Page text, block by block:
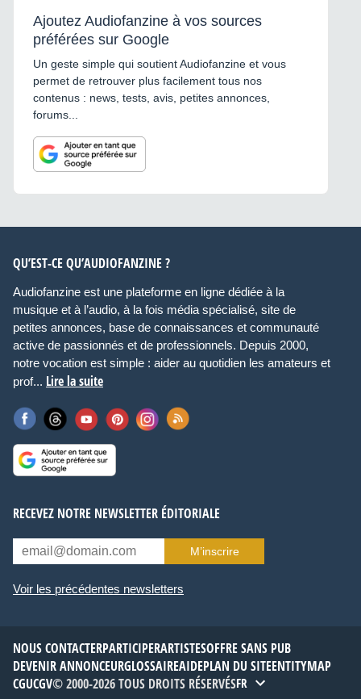
Ajoutez Audiofanzine à vos sources
préférées sur Google
Un geste simple qui soutient Audiofanzine et vous
permet de retrouver plus facilement tous nos
contenus : news, tests, avis, petites annonces,
forums...
QU’EST-CE QU’AUDIOFANZINE ?
Audiofanzine est une plateforme en ligne dédiée à la
musique et à l’audio, à la fois média spécialisé, site de
petites annonces, base de connaissances et communauté
active de passionnés et de professionnels. Depuis 2000,
notre vocation est simple : aider au quotidien les amateurs et
prof... Lire la suite
RECEVEZ NOTRE NEWSLETTER ÉDITORIALE
M’inscrire
Voir les précédentes newsletters
NOUS CONTACTERPARTICIPERARTISTESOFFRE SANS PUB
DEVENIR ANNONCEURGLOSSAIREAIDEPLAN DU SITEENTITYMAP
CGUCGV© 2000-2026 TOUS DROITS RÉSERVÉSFR